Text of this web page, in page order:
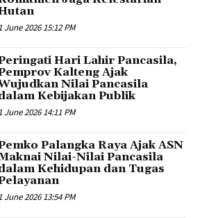
June 2026 15:12 PM
Hari Lahir Pancasila,
Kalteng Ajak
Nilai Pancasila
Kebijakan Publik
June 2026 14:11 PM
Palangka Raya Ajak ASN
Nilai-Nilai Pancasila
Kehidupan dan Tugas
June 2026 13:54 PM